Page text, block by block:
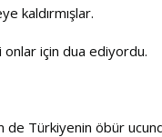
kaldırmışlar.
onlar için dua ediyordu.
Türkiyenin öbür